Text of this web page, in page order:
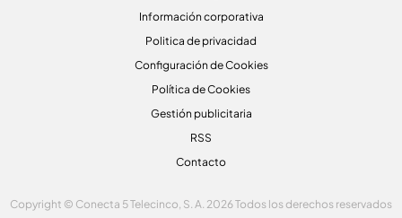
Información corporativa
Politica de privacidad
Configuración de Cookies
Política de Cookies
Gestión publicitaria
RSS
Contacto
Copyright © Conecta 5 Telecinco, S. A. 2026 Todos los derechos reservados